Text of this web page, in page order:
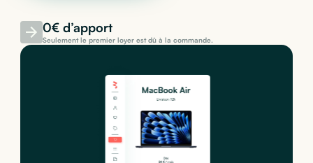
0€ d’apport
Seulement le premier loyer est dû à la commande.